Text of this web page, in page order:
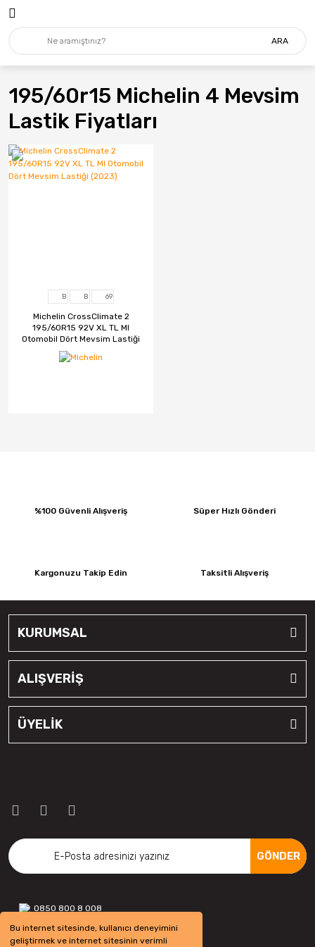
Bu internet sitesinde, kullanıcı deneyimini
geliştirmek ve internet sitesinin verimli
ARA
195/60r15 Michelin 4 Mevsim
Lastik Fiyatları
B B 69
Michelin CrossClimate 2
195/60R15 92V XL TL MI
Otomobil Dört Mevsim Lastiği
(2023)
%100 Güvenli Alışveriş Süper Hızlı Gönderi
Kargonuzu Takip Edin Taksitli Alışveriş
KURUMSAL
ALIŞVERİŞ
ÜYELİK
GÖNDER
0850 800 8 008